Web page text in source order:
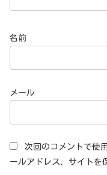
名前
メール
次回のコメントで使
ールアドレス、サイトを